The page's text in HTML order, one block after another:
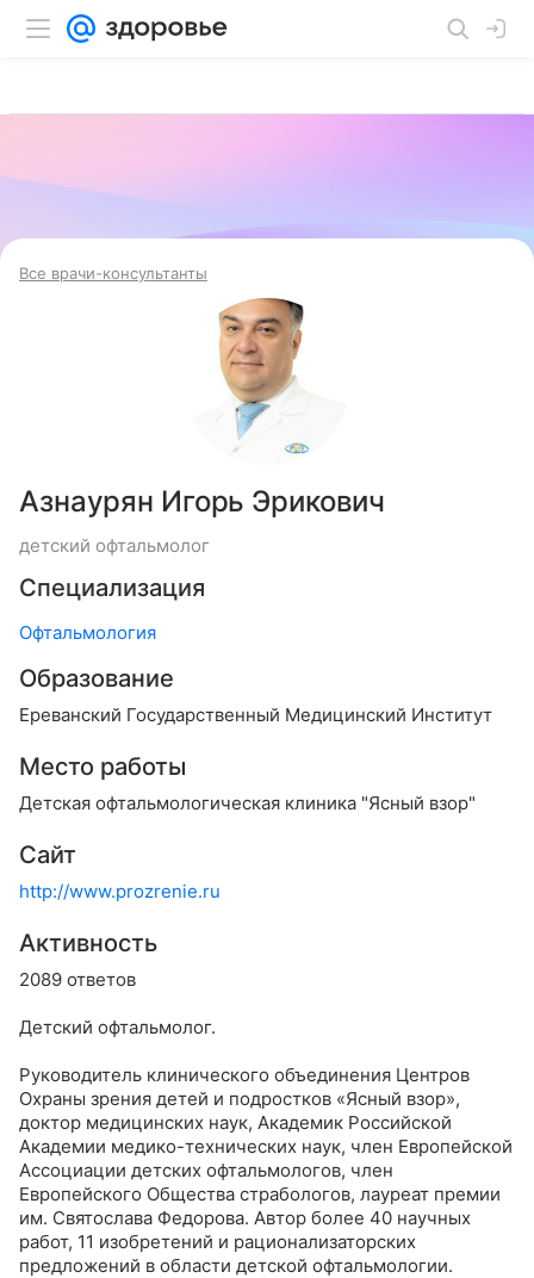
Все врачи-консультанты
Азнаурян Игорь Эрикович
детский офтальмолог
Специализация
Офтальмология
Образование
Ереванский Государственный Медицинский Институт
Место работы
Детская офтальмологическая клиника "Ясный взор"
Сайт
http://www.prozrenie.ru
Активность
2089 ответов
Детский офтальмолог.
Руководитель клинического объединения Центров
Охраны зрения детей и подростков «Ясный взор»,
доктор медицинских наук, Академик Российской
Академии медико-технических наук, член Европейской
Ассоциации детских офтальмологов, член
Европейского Общества страбологов, лауреат премии
им. Святослава Федорова. Автор более 40 научных
работ, 11 изобретений и рационализаторских
предложений в области детской офтальмологии.